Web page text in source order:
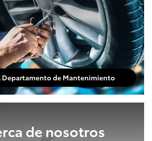
Departamento de Mantenimiento
de nosotros